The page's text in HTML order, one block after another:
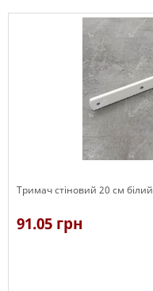
Тримач стіновий 20 см білий
91.05 грн